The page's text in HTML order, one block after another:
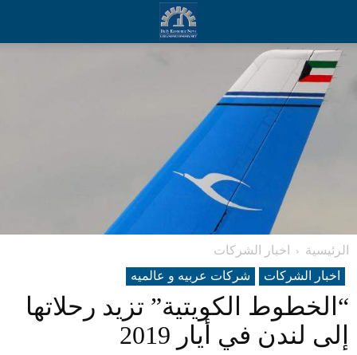
الرئيسية
اخبار الشركات
اخبار الشركات
شرکات عربیه و عالمیه
“الخطوط الكويتية” تزيد رحلاتها
إلى لندن في أيار 2019